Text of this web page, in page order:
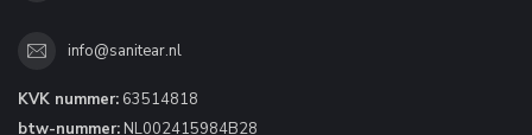
info@sanitear.nl
KVK nummer: 63514818
btw-nummer: NL002415984B28